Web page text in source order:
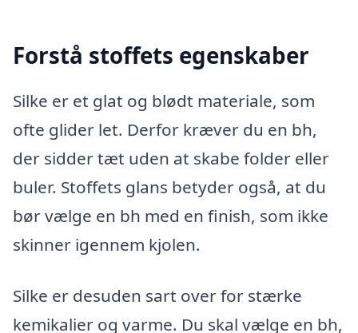
Forstå stoffets egenskaber
Silke er et glat og blødt materiale, som
ofte glider let. Derfor kræver du en bh,
der sidder tæt uden at skabe folder eller
buler. Stoffets glans betyder også, at du
bør vælge en bh med en finish, som ikke
skinner igennem kjolen.
Silke er desuden sart over for stærke
kemikalier og varme. Du skal vælge en bh,